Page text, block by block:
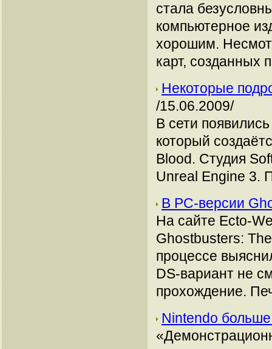
стала
компьютерное
хорошим.
карт, созданных
Некоторые
/15.06.2009/
В сети
который
Blood. Студия
Unreal Engine 3.
В РС-версии
На сайте Ecto-
Ghostbusters:
процессе
DS-вариант не
прохождение.
Nintendo